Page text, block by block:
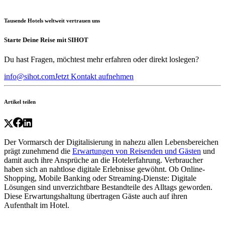
Tausende Hotels weltweit vertrauen uns
Starte Deine Reise mit SIHOT
Du hast Fragen, möchtest mehr erfahren oder direkt loslegen?
info@sihot.comJetzt Kontakt aufnehmen
Artikel teilen
Der Vormarsch der Digitalisierung in nahezu allen Lebensbereichen
prägt zunehmend die Erwartungen von Reisenden und Gästen und
damit auch ihre Ansprüche an die Hotelerfahrung. Verbraucher
haben sich an nahtlose digitale Erlebnisse gewöhnt. Ob Online-
Shopping, Mobile Banking oder Streaming-Dienste: Digitale
Lösungen sind unverzichtbare Bestandteile des Alltags geworden.
Diese Erwartungshaltung übertragen Gäste auch auf ihren
Aufenthalt im Hotel.